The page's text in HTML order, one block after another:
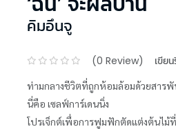
คิมอึนจู
(0 Review) เขีย
ท่ามกลางชีวิตที่ถูกห้อมล้อมด้วยสาร
นี่คือ เซลฟ์การ์เดนนิ่ง
โปรเจ็กต์เพื่อการฟูมฟักตัดแต่งต้นไม้